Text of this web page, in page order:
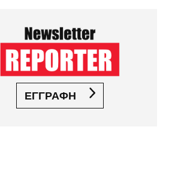
ΕΓΓΡΑΦΗ